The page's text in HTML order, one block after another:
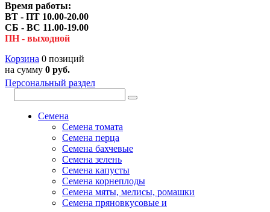
Время работы:
ВТ - ПТ 10.00-20.00
СБ - ВС 11.00-19.00
ПН - выходной
Корзина 0 позиций
на сумму 0 руб.
Персональный раздел
Семена
Семена томата
Семена перца
Семена бахчевые
Семена зелень
Семена капусты
Семена корнеплоды
Семена мяты, мелисы, ромашки
Семена пряновкусовые и